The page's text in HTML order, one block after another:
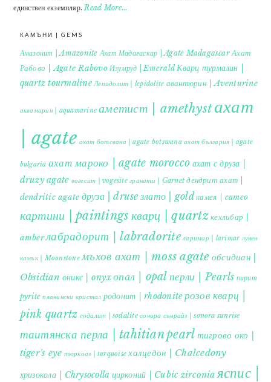
единствен екземпляр.Read More…
КАМЪНИ | GEMS
Амазонит | Amazonite Ахат Мадагаскар | Agate Madagascar Ахат
Рабово | Agate Rabovo Изумруд | Emerald Кварц турмалин |
quartz tourmaline Лепидолит | lepidolite авантюрин | Aventurine
аквамарин | aquamarine аметист | amethystахат
| agate ахат ботсвана | agate botswana ахат българия | agate
bulgaria ахат мароко | agate morocco ахат с друза |
druzy agate вогесит | vogesite гранати | Garnet дендрит ахат |
dendritic agate друза | druse злато | gold камея | cameo
картини | paintings кварц | quartzкехлибар |
amberлабрадорит | labradorite ларимар | larimar лунен
камък | Moonstone мъхов ахат | moss agate обсидиан |
Obsidian оникс | onyxопал | opal перли | Pearls пирит |
pyrite планински кристал родонит | rhodonite розов кварц |
pink quartz содалит | sodalite сонора сънрайз | sonora sunrise
таитянска перла | tahitian pearl тигрово око |
tiger's eye тюркоаз | turquoise халцедон | Chalcedony
хризокола | Chrysocolla цирконий | Cubic zirconia яспис |